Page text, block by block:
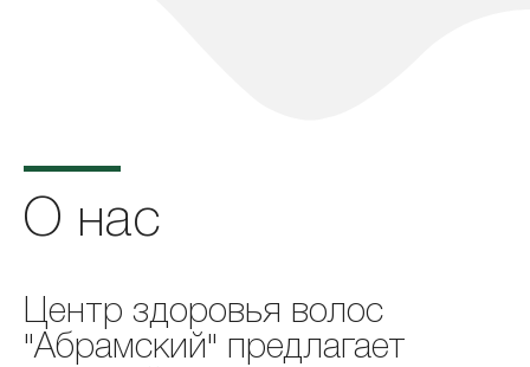
О нас
Центр здоровья волос
"Абрамский" предлагает